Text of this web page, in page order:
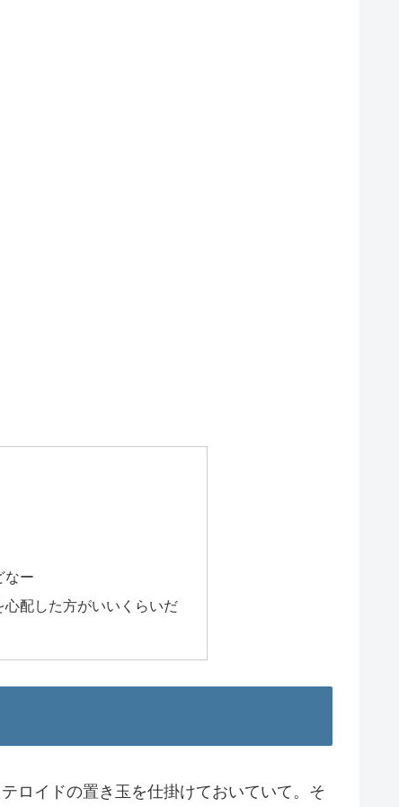
なー
配した方がいいくらいだ
ロイドの置き玉を仕掛けておいていて。そ